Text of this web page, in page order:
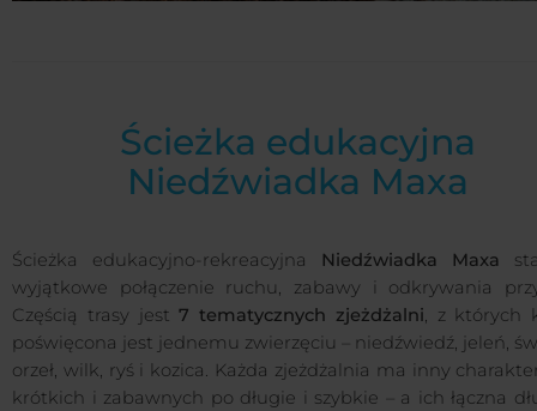
Ścieżka edukacyjna
Niedźwiadka Maxa
Ścieżka edukacyjno-rekreacyjna Niedźwiadka Maxa
wyjątkowe połączenie ruchu, zabawy i odkrywania
Częścią trasy jest7 tematycznych zjeżdżalni, z których
poświęcona jest jednemu zwierzęciu – niedźwiedź, jeleń,
orzeł, wilk, ryś i kozica. Każda zjeżdżalnia ma inny
krótkich i zabawnych po długie i szybkie – a ich łączna